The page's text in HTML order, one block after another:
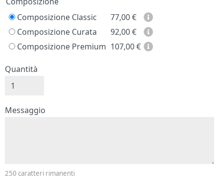
Composizione Classic
77,00€
Composizione Curata
92,00€
Composizione Premium 107,00€
Quantità
Messaggio e firma
Messaggio
250 caratteri rimanenti